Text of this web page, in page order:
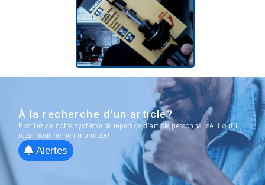
À la recherche d'un article?
Profitez de notre système de repérage d'article personnalisé. L'outil
idéal pour ne rien manquer!
Alertes